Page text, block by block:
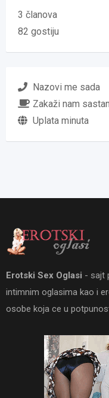
3 članova
82 gostiju
Nazovi me sada
Zakaži nam
Uplata minuta
Erotski Sex Oglasi - sajt
intimnim oglasima kao i
osobe koja ce u